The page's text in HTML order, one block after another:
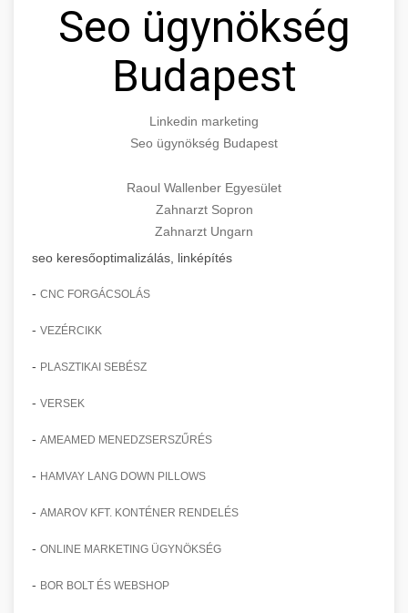
Seo ügynökség
Budapest
Linkedin marketing
Seo ügynökség Budapest
Raoul Wallenber Egyesület
Zahnarzt Sopron
Zahnarzt Ungarn
seo keresőoptimalizálás, linképítés
- CNC FORGÁCSOLÁS
- VEZÉRCIKK
- PLASZTIKAI SEBÉSZ
- VERSEK
- AMEAMED MENEDZSERSZŰRÉS
- HAMVAY LANG DOWN PILLOWS
- AMAROV KFT. KONTÉNER RENDELÉS
- ONLINE MARKETING ÜGYNÖKSÉG
- BOR BOLT ÉS WEBSHOP